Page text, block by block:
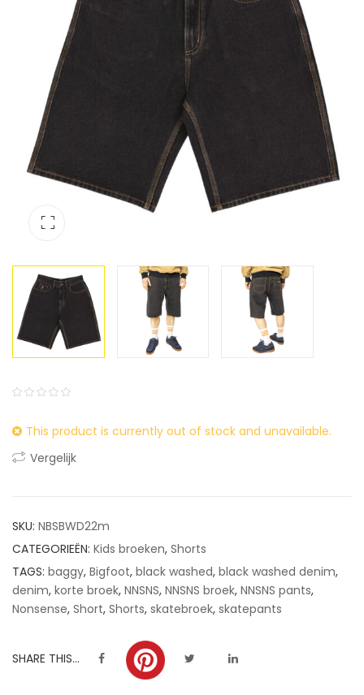
out
of
ratings
This product is currently out of stock and unavailable.
Vergelijk
SKU: NBSBWD22m
CATEGORIEËN: Kids broeken, Shorts
TAGS: baggy, Bigfoot, black washed, black washed denim,
denim, korte broek, NNSNS, NNSNS broek, NNSNS pants,
Nonsense, Short, Shorts, skatebroek, skatepants
SHARE THIS...